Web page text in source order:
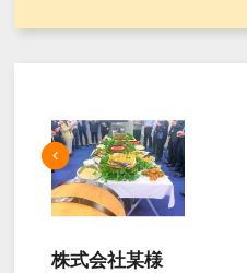
株式会社某様